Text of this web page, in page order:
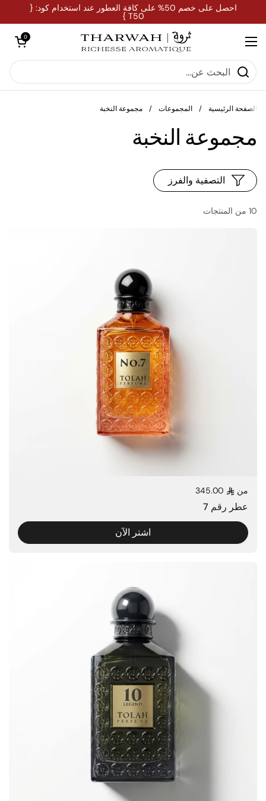
تخطي إلى المحتوى احصل على خصم 50% على كافة العطور عند استخدام كود: {
T50 }
فتح القائمة
فتح العربة
0
الصفحة الرئيسية / المجموعات / مجموعة النخبة
مجموعة النخبة
10 من المنتجات
التصفية والفرز
السعر العادي
من
عطر رقم 7
اشتر الآن